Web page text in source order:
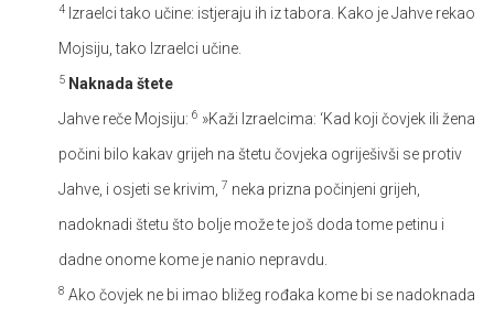
4 Izraelci tako učine: istjeraju ih iz tabora. Kako je Jahve rekao
Mojsiju, tako Izraelci učine.
5 Naknada štete
Jahve reče Mojsiju: 6 »Kaži Izraelcima: ‘Kad koji čovjek ili žena
počini bilo kakav grijeh na štetu čovjeka ogriješivši se protiv
Jahve, i osjeti se krivim, 7 neka prizna počinjeni grijeh,
nadoknadi štetu što bolje može te još doda tome petinu i
dadne onome kome je nanio nepravdu.
8 Ako čovjek ne bi imao bližeg rođaka kome bi se nadoknada